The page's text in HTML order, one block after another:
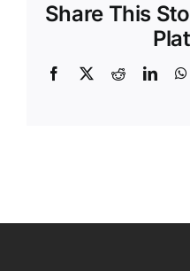
Share This
Facebook
X Reddit